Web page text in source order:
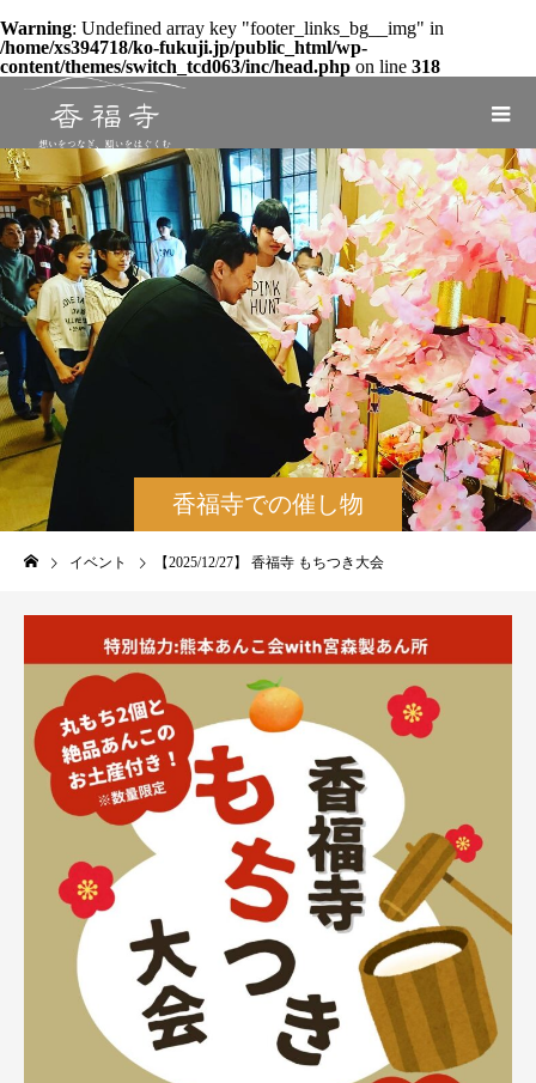
Warning: Undefined array key "footer_links_bg__img" in
/home/xs394718/ko-fukuji.jp/public_html/wp-
content/themes/switch_tcd063/inc/head.php on line 318
香福寺での催し物
（法要やイベントな
ど）
イベント 【2025/12/27】 香福寺 もちつき大会